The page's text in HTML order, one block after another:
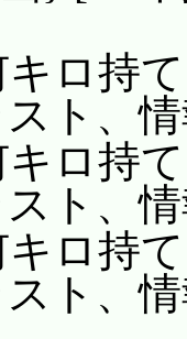
ロ持
ト、
ロ持
ト、
ロ持
ト、